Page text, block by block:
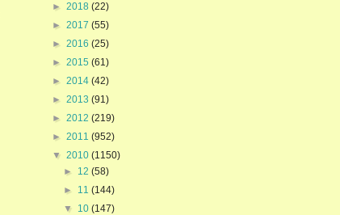
► 2018 (22)
► 2017 (55)
► 2016 (25)
► 2015 (61)
► 2014 (42)
► 2013 (91)
► 2012 (219)
► 2011 (952)
▼ 2010 (1150)
► 12(58)
► 11(144)
▼ 10(147)